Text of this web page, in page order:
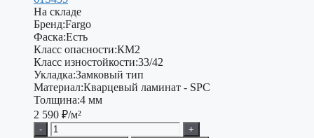
На складе
Бренд:Fargo
Фаска:Есть
Класс опасности:КМ2
Класс изностойкости:33/42
Укладка:Замковый тип
Материал:Кварцевый ламинат - SPC
Толщина:4 мм
2 590 ₽/м²
-
+